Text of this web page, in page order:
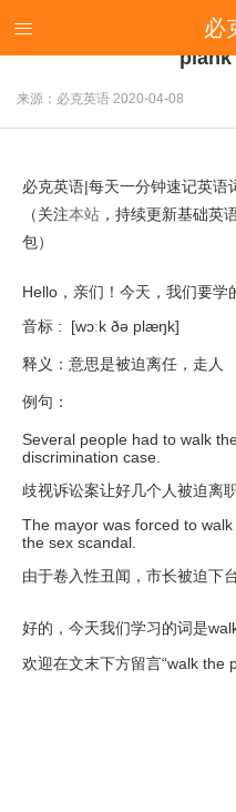
 必
必克英语|每天一分
plank
来源：必克英语 2020-04-08
必克英语|每天一分钟速记英语
（关注本站 ，持续更新基础英
包）
Hello，亲们！今天，我们要学
音标 : [wɔːk ðə plæŋk]
释义：意思是被迫离任，走人
例句：
Several people had to walk
discrimination case.
歧视诉讼案让好几个人被迫离职
The mayor was forced to
the sex scandal.
由于卷入性丑闻，市长被迫下台
好的，今天我们学习的词是
欢迎在文末下方留言“walk the